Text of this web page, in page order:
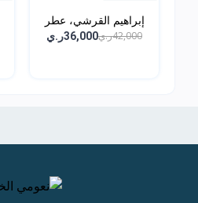
إبراهيم القرشي، عطر
ال...
42,000ر.ي 36,000ر.ي